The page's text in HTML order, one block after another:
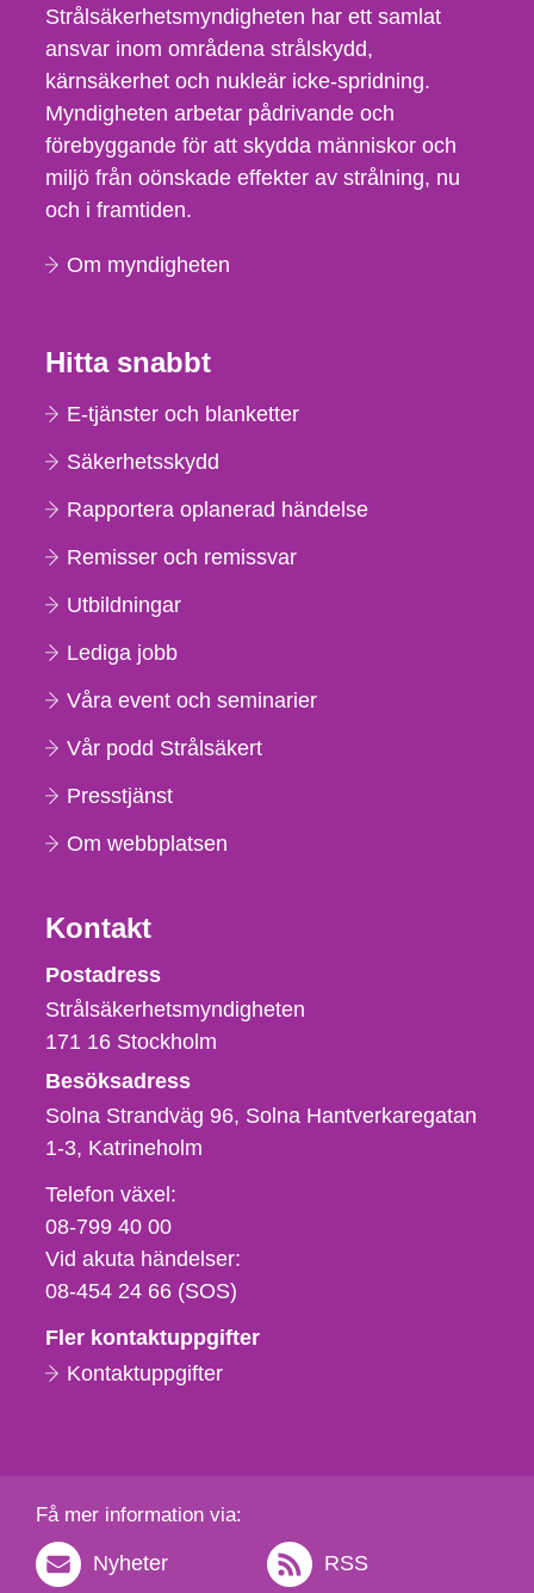
Strålsäkerhetsmyndigheten har ett samlat
ansvar inom områdena strålskydd,
kärnsäkerhet och nukleär icke-spridning.
Myndigheten arbetar pådrivande och
förebyggande för att skydda människor och
miljö från oönskade effekter av strålning, nu
och i framtiden.
Om myndigheten
Hitta snabbt
E-tjänster och blanketter
Säkerhetsskydd
Rapportera oplanerad händelse
Remisser och remissvar
Utbildningar
Lediga jobb
Våra event och seminarier
Vår podd Strålsäkert
Presstjänst
Om webbplatsen
Kontakt
Strålsäkerhetsmyndigheten
Postadress
Strålsäkerhetsmyndigheten
171 16 Stockholm
Besöksadress
Solna Strandväg 96, Solna Hantverkaregatan
1-3 Katrineholm
Telefon,
fax
och
e-
Telefon växel:
08-799 40 00
Vid akuta händelser:
08-454 24 66 (SOS)
Fler kontaktuppgifter
Kontaktuppgifter
Få mer information via:
Nyheter RSS